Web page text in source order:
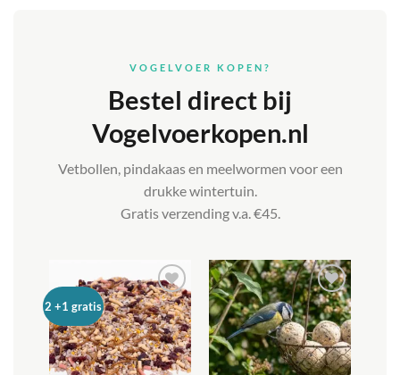
VOGELVOER KOPEN?
Bestel direct bij
Vogelvoerkopen.nl
Vetbollen, pindakaas en meelwormen voor een
drukke wintertuin.
Gratis verzending v.a. €45.
2 +1 gratis
Toevoegen
aan
verlanglijst
Toevoegen
aan
verlanglijst